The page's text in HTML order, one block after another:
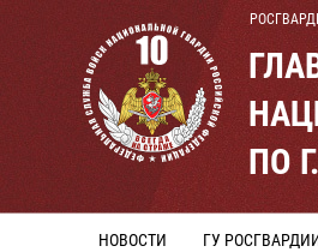
ПО
НОВОСТИ ГУ